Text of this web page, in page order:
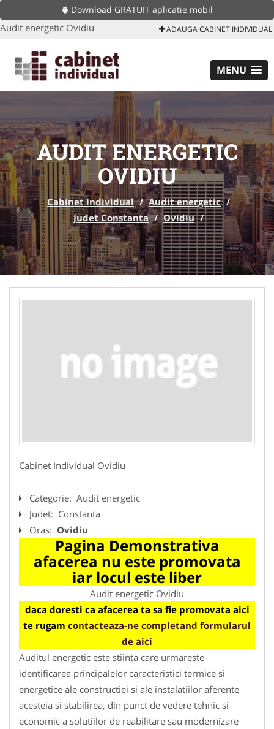
Download GRATUIT aplicatie mobil
Audit energetic Ovidiu ADAUGA CABINET INDIVIDUAL
MENU
AUDIT ENERGETIC
OVIDIU
Cabinet Individual / Audit energetic /
Judet Constanta / Ovidiu /
Cabinet Individual Ovidiu
Categorie: Audit energetic
Judet: Constanta
Oras: Ovidiu
Pagina Demonstrativa
afacerea nu este promovata
iar locul este liber
Audit energetic Ovidiu
daca doresti ca afacerea ta sa fie promovata aici
te rugam contacteaza-ne completand formularul
de aici
Auditul energetic este stiinta care urmareste
identificarea principalelor caracteristici termice si
energetice ale constructiei si ale instalatiilor aferente
acesteia si stabilirea, din punct de vedere tehnic si
economic a solutiilor de reabilitare sau modernizare